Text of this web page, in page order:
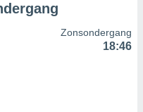
Zonsondergang
18:46